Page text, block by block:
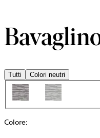
Tutti Colori neutri
Colore: